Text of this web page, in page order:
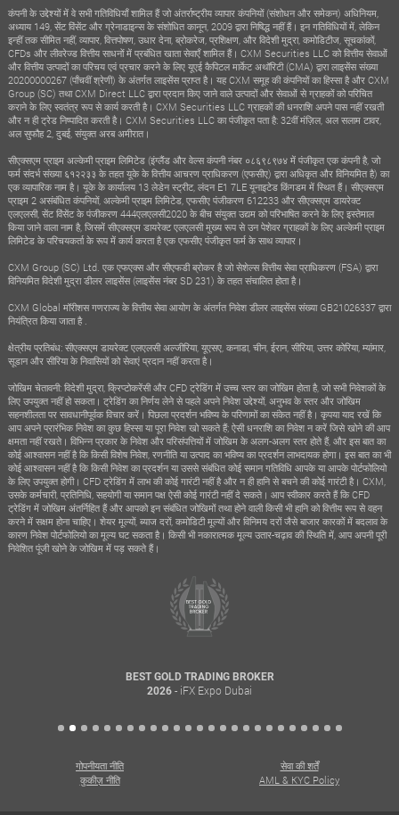
कंपनी के उद्देश्यों में वे सभी गतिविधियाँ शामिल हैं जो अंतर्राष्ट्रीय व्यापार कंपनियों (संशोधन और समेकन) अधिनियम,
अध्याय 149, सेंट विंसेंट और ग्रेनाडाइन्स के संशोधित कानून, 2009 द्वारा निषिद्ध नहीं हैं। इन गतिविधियों में, लेकिन
इन्हीं तक सीमित नहीं, व्यापार, वित्तपोषण, उधार देना, ब्रोकरेज, प्रशिक्षण, और विदेशी मुद्रा, कमोडिटीज, सूचकांकों,
CFDs और लीवरेज्ड वित्तीय साधनों में प्रबंधित खाता सेवाएँ शामिल हैं। CXM Securities LLC को वित्तीय सेवाओं
और वित्तीय उत्पादों का परिचय एवं प्रचार करने के लिए यूएई कैपिटल मार्केट अथॉरिटी (CMA) द्वारा लाइसेंस संख्या
20200000267 (पाँचवीं श्रेणी) के अंतर्गत लाइसेंस प्राप्त है। यह CXM समूह की कंपनियों का हिस्सा है और CXM
Group (SC) तथा CXM Direct LLC द्वारा प्रदान किए जाने वाले उत्पादों और सेवाओं से ग्राहकों को परिचित
कराने के लिए स्वतंत्र रूप से कार्य करती है। CXM Securities LLC ग्राहकों की धनराशि अपने पास नहीं रखती
और न ही ट्रेड निष्पादित करती है। CXM Securities LLC का पंजीकृत पता है: 32वीं मंज़िल, अल सलाम टावर,
अल सुफौह 2, दुबई, संयुक्त अरब अमीरात।
सीएक्सएम प्राइम अल्केमी प्राइम लिमिटेड (इंग्लैंड और वेल्स कंपनी नंबर ०८६९८९७४ में पंजीकृत एक कंपनी है, जो
फर्म संदर्भ संख्या ६१२२३३ के तहत यूके के वित्तीय आचरण प्राधिकरण (एफसीए) द्वारा अधिकृत और विनियमित है) का
एक व्यापारिक नाम है। यूके के कार्यालय 13 लेडेन स्ट्रीट, लंदन E1 7LE यूनाइटेड किंगडम में स्थित हैं। सीएक्सएम
प्राइम 2 असंबंधित कंपनियों, अल्केमी प्राइम लिमिटेड, एफसीए पंजीकरण 612233 और सीएक्सएम डायरेक्ट
एलएलसी, सेंट विंसेंट के पंजीकरण 444एलएलसी2020 के बीच संयुक्त उद्यम को परिभाषित करने के लिए इस्तेमाल
किया जाने वाला नाम है, जिसमें सीएक्सएम डायरेक्ट एलएलसी मुख्य रूप से उन पेशेवर ग्राहकों के लिए अल्केमी प्राइम
लिमिटेड के परिचयकर्ता के रूप में कार्य करता है एक एफसीए पंजीकृत फर्म के साथ व्यापार।
CXM Group (SC) Ltd. एक एफएक्स और सीएफडी ब्रोकर है जो सेशेल्स वित्तीय सेवा प्राधिकरण (FSA) द्वारा
विनियमित विदेशी मुद्रा डीलर लाइसेंस (लाइसेंस नंबर SD 231) के तहत संचालित होता है।
CXM Global मॉरीशस गणराज्य के वित्तीय सेवा आयोग के अंतर्गत निवेश डीलर लाइसेंस संख्या GB21026337 द्वारा
नियंत्रित किया जाता है .
क्षेत्रीय प्रतिबंध: सीएक्सएम डायरेक्ट एलएलसी अल्जीरिया, यूएसए, कनाडा, चीन, ईरान, सीरिया, उत्तर कोरिया, म्यांमार,
सूडान और सीरिया के निवासियों को सेवाएं प्रदान नहीं करता है।
जोखिम चेतावनी: विदेशी मुद्रा, क्रिप्टोकरेंसी और CFD ट्रेडिंग में उच्च स्तर का जोखिम होता है, जो सभी निवेशकों के
लिए उपयुक्त नहीं हो सकता। ट्रेडिंग का निर्णय लेने से पहले अपने निवेश उद्देश्यों, अनुभव के स्तर और जोखिम
सहनशीलता पर सावधानीपूर्वक विचार करें। पिछला प्रदर्शन भविष्य के परिणामों का संकेत नहीं है। कृपया याद रखें कि
आप अपने प्रारंभिक निवेश का कुछ हिस्सा या पूरा निवेश खो सकते हैं; ऐसी धनराशि का निवेश न करें जिसे खोने की आप
क्षमता नहीं रखते। विभिन्न प्रकार के निवेश और परिसंपत्तियों में जोखिम के अलग-अलग स्तर होते हैं, और इस बात का
कोई आश्वासन नहीं है कि किसी विशेष निवेश, रणनीति या उत्पाद का भविष्य का प्रदर्शन लाभदायक होगा। इस बात का भी
कोई आश्वासन नहीं है कि किसी निवेश का प्रदर्शन या उससे संबंधित कोई समान गतिविधि आपके या आपके पोर्टफोलियो
के लिए उपयुक्त होगी। CFD ट्रेडिंग में लाभ की कोई गारंटी नहीं है और न ही हानि से बचने की कोई गारंटी है। CXM,
उसके कर्मचारी, प्रतिनिधि, सहयोगी या समान पक्ष ऐसी कोई गारंटी नहीं दे सकते। आप स्वीकार करते हैं कि CFD
ट्रेडिंग में जोखिम अंतर्निहित हैं और आपको इन संबंधित जोखिमों तथा होने वाली किसी भी हानि को वित्तीय रूप से वहन
करने में सक्षम होना चाहिए। शेयर मूल्यों, ब्याज दरों, कमोडिटी मूल्यों और विनिमय दरों जैसे बाजार कारकों में बदलाव के
कारण निवेश पोर्टफोलियो का मूल्य घट सकता है। किसी भी नकारात्मक मूल्य उतार-चढ़ाव की स्थिति में, आप अपनी पूरी
निवेशित पूंजी खोने के जोखिम में पड़ सकते हैं।
BEST GOLD TRADING BROKER
2026 - iFX Expo Dubai
गोपनीयता नीति
सेवा की शर्तें
कुकीज़ नीति
AML & KYC Policy